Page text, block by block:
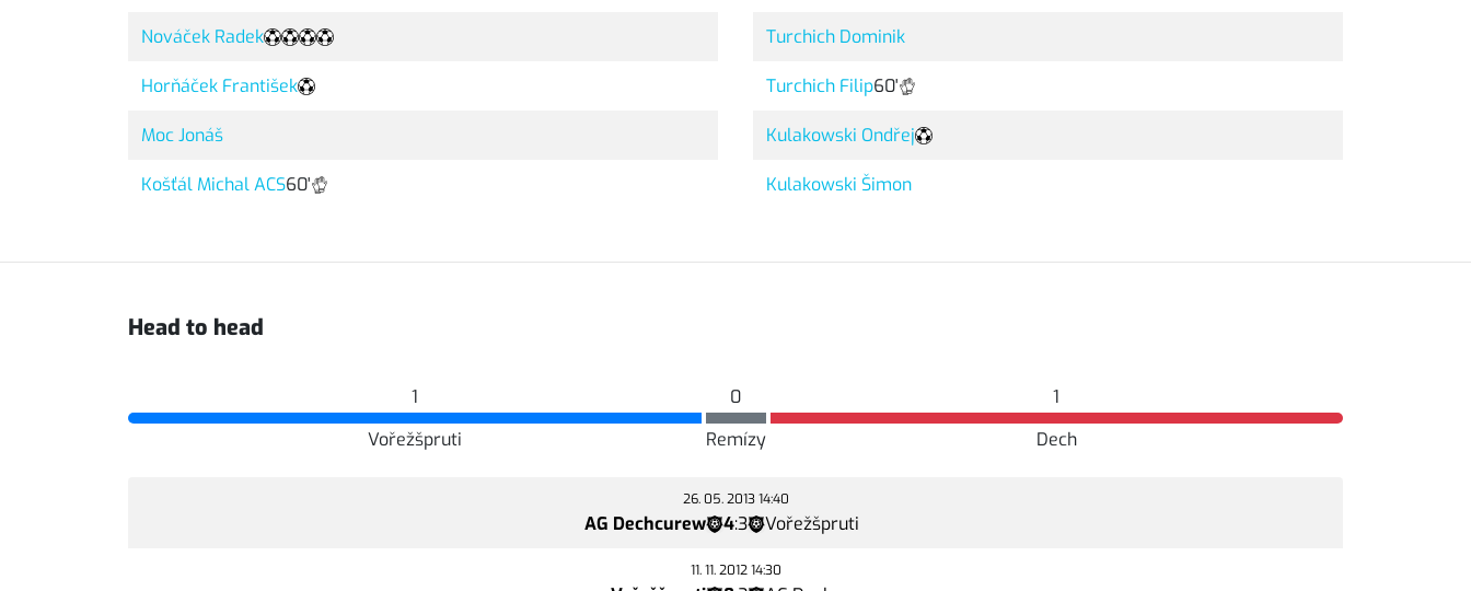
Nováček Radek
Horňáček František
Moc Jonáš
Košťál Michal ACS60'
Turchich Dominik
Turchich Filip60'
Kulakowski Ondřej
Kulakowski Šimon
Head to head
1
Vořežšpruti
0
Remízy
1
Dech
26. 05. 2013 14:40
AG Dechcurew 4:3 Vořežšpruti
11. 11. 2012 14:30